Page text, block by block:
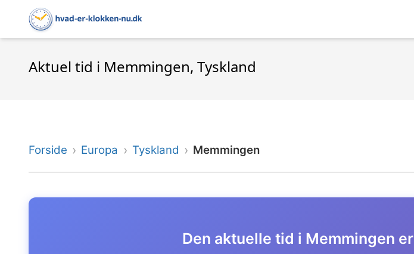
Aktuel tid i Memmingen, Tyskland
Forside Europa Tyskland Memmingen
Den aktuelle tid i Memmingen er